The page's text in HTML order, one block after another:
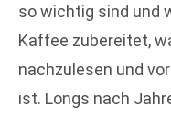
so wichtig sind und
Kaffee zubereitet,
nachzulesen und
ist. Longs nach